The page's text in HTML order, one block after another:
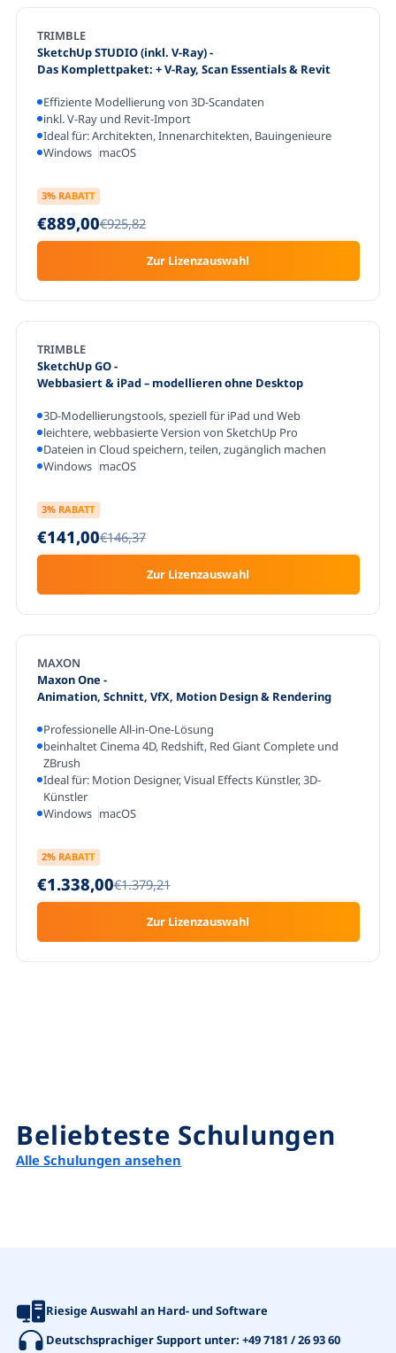
TRIMBLE
SketchUp STUDIO (inkl. V-Ray)-
Das Komplettpaket: + V-Ray, Scan Essentials & Revit
Effiziente Modellierung von 3D-Scandaten
inkl. V-Ray und Revit-Import
Ideal für: Architekten, Innenarchitekten, Bauingenieure
Windows macOS
3% RABATT
€889,00€925,82
Zur Lizenzauswahl
TRIMBLE
SketchUp GO-
Webbasiert & iPad – modellieren ohne Desktop
3D-Modellierungstools, speziell für iPad und Web
leichtere, webbasierte Version von SketchUp Pro
Dateien in Cloud speichern, teilen, zugänglich machen
Windows macOS
3% RABATT
€141,00€146,37
Zur Lizenzauswahl
MAXON
Maxon One -
Animation, Schnitt, VfX, Motion Design & Rendering
Professionelle All-in-One-Lösung
beinhaltet Cinema 4D, Redshift, Red Giant Complete und
ZBrush
Ideal für: Motion Designer, Visual Effects Künstler, 3D-
Künstler
Windows macOS
2% RABATT
€1.338,00€1.379,21
Zur Lizenzauswahl
Beliebteste Schulungen
Alle Schulungen ansehen
Riesige Auswahl an Hard- und Software
Deutschsprachiger Support unter: +49 7181 / 26 93 60